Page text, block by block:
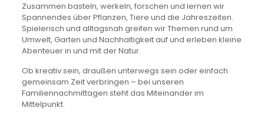
Zusammen basteln, werkeln, forschen und lernen wir
Spannendes über Pflanzen, Tiere und die Jahreszeiten.
Spielerisch und alltagsnah greifen wir Themen rund um
Umwelt, Garten und Nachhaltigkeit auf und erleben kleine
Abenteuer in und mit der Natur.
Ob kreativ sein, draußen unterwegs sein oder einfach
gemeinsam Zeit verbringen – bei unseren
Familiennachmittagen steht das Miteinander im
Mittelpunkt.